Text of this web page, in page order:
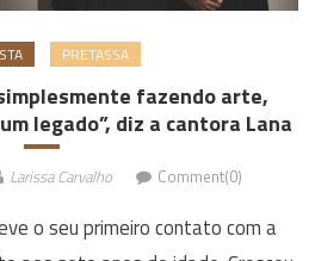
PRETASSA
fazendo arte,
legado”, diz a cantora Lana
Larissa Carvalho Comment(0)
o seu primeiro contato com a